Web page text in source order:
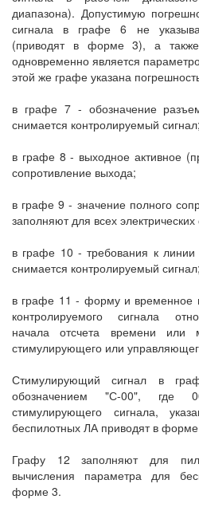
диапазона). Допустимую
сигнала в графе 6 не
(приводят в форме 3), а
одновременно является
этой же графе указана
в графе 7 - обозначение
снимается контролируемый сигнал;
в графе 8 - выходное активное
сопротивление выхода;
в графе 9 - значение полного
заполняют для всех электрических
в графе 10 - требования к
снимается контролируемый сигнал;
в графе 11 - форму и временное
контролируемого сигнала
начала отсчета времени или
стимулирующего или
Стимулирующий сигнал в
обозначением "С-00",
стимулирующего сигнала,
беспилотных ЛА приводят в
Графу 12 заполняют для
вычисления параметра для
форме 3.